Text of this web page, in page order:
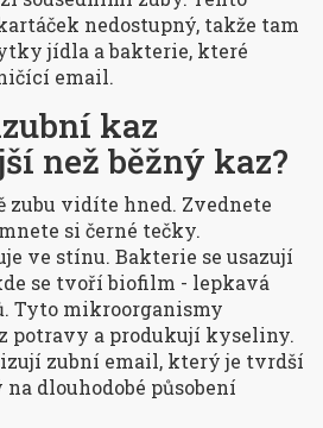
nedostupný, takže tam
jídla a bakterie, které
email.
kaz
než běžný kaz?
zubu vidíte hned. Zvednete
si černé tečky.
ve stínu. Bakterie se usazují
se tvoří biofilm - lepkavá
Tyto mikroorganismy
potravy a produkují kyseliny.
zubní email, který je tvrdší
dlouhodobé působení